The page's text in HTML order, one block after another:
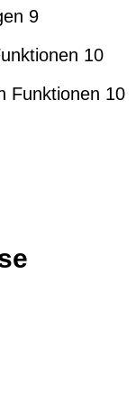
9
10
Funktionen 10